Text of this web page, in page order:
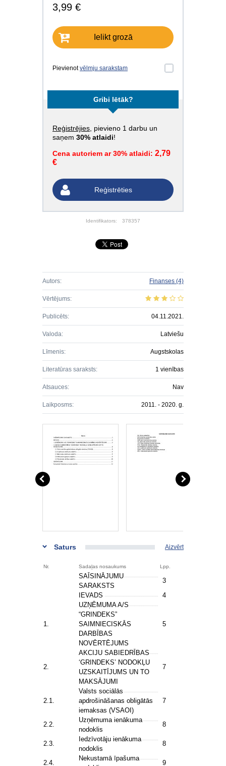
3,99 €
Ielikt grozā
Pievienotvēlmju sarakstam
Gribi lētāk?
Reģistrējies , pievieno 1 darbu un
saņem 30% atlaidi!
Cena autoriem ar 30% atlaidi: 2,79
€
Reģistrēties
Identifikators: 378357
Autors: Finanses (4)
Vērtējums:
Publicēts: 04.11.2021.
Valoda: Latviešu
Līmenis: Augstskolas
Literatūras saraksts: 1 vienības
Atsauces: Nav
Laikposms: 2011. - 2020. g.
Saturs Aizvērt
Nr. Sadaļas nosaukums Lpp.
SAĪSINĀJUMU
SARAKSTS
3
IEVADS
4
1.
UZŅĒMUMA A/S
“GRINDEKS”
SAIMNIECISKĀS
DARBĪBAS
NOVĒRTĒJUMS
5
2.
AKCIJU SABIEDRĪBAS
‘GRINDEKS’ NODOKĻU
UZSKAITĪJUMS UN TO
MAKSĀJUMI
7
2.1.
Valsts sociālās
apdrošināšanas obligātās
iemaksas (VSAOI)
7
2.2.
Uzņēmuma ienākuma
nodoklis
8
2.3.
Iedzīvotāju ienākuma
nodoklis
8
2.4.
Nekustamā īpašuma
9